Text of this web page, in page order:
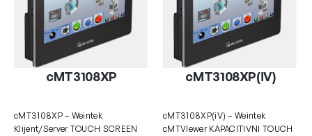
cMT3108XP
cMT3108XP – Weintek
Klijent/Server TOUCH SCREEN
cMT3108XP(iV)
cMT3108XP(iV) – Weintek
cMTVIewer KAPACITIVNI TOUCH